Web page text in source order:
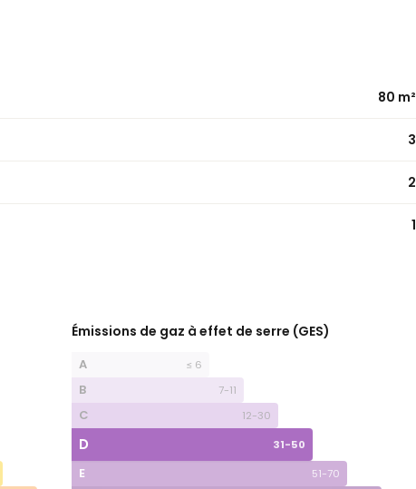
80 m²
3
2
1
Émissions de gaz à effet de serre (GES)
A ≤ 6
B 7-11
C 12-30
D 31-50
E 51-70